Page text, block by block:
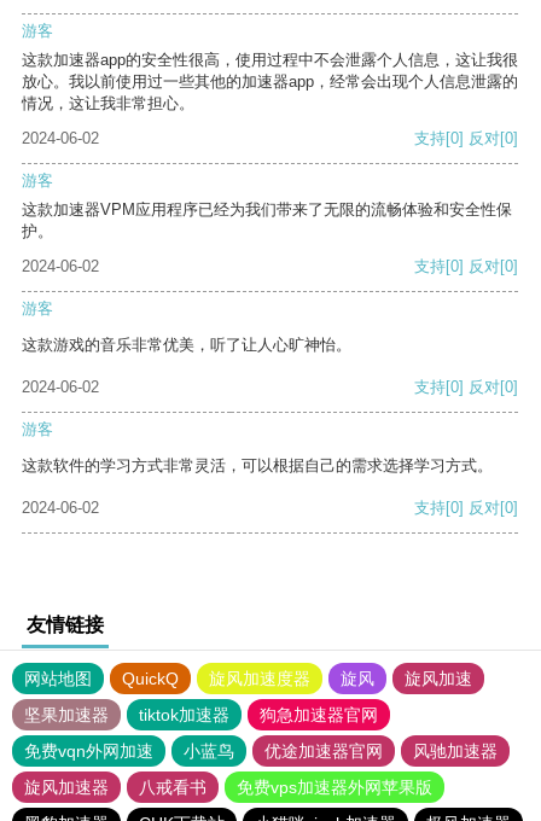
游客
这款加速器app的安全性很高，使用过程中不会泄露个人信息，这让我很
放心。我以前使用过一些其他的加速器app，经常会出现个人信息泄露的
情况，这让我非常担心。
2024-06-02
支持[0] 反对[0]
游客
这款加速器VPM应用程序已经为我们带来了无限的流畅体验和安全性保
护。
2024-06-02
支持[0] 反对[0]
游客
这款游戏的音乐非常优美，听了让人心旷神怡。
2024-06-02 支持[0] 反对[0]
游客
这款软件的学习方式非常灵活，可以根据自己的需求选择学习方式。
2024-06-02 支持[0] 反对[0]
友情链接
网站地图 QuickQ 旋风加速度器 旋风
旋风加速
坚果加速器
tiktok加速器
狗急加速器官网
免费vqn外网加速
小蓝鸟 优途加速器官网
风驰加速器
旋风加速器
八戒看书
免费vps加速器外网苹果版